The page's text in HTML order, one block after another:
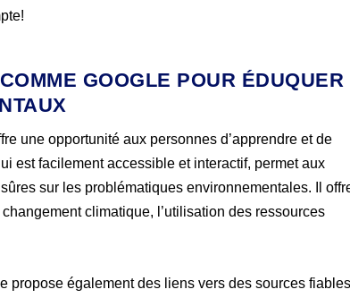
GOOGLE POUR ÉDUQUER
une opportunité aux personnes d’apprendre et de
est facilement accessible et interactif, permet aux
sur les problématiques environnementales. Il
climatique, l’utilisation des ressources
propose également des liens vers des sources